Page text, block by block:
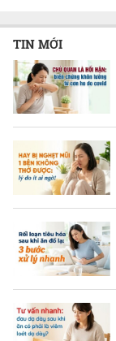
TIN MỚI